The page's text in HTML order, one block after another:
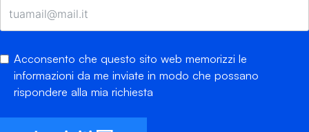
Acconsento che questo sito web memorizzi le
informazioni da me inviate in modo che possano
rispondere alla mia richiesta